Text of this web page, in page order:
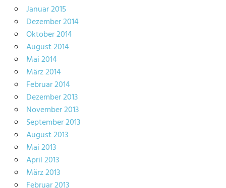
Januar 2015
Dezember 2014
Oktober 2014
August 2014
Mai 2014
März 2014
Februar 2014
Dezember 2013
November 2013
September 2013
August 2013
Mai 2013
April 2013
März 2013
Februar 2013